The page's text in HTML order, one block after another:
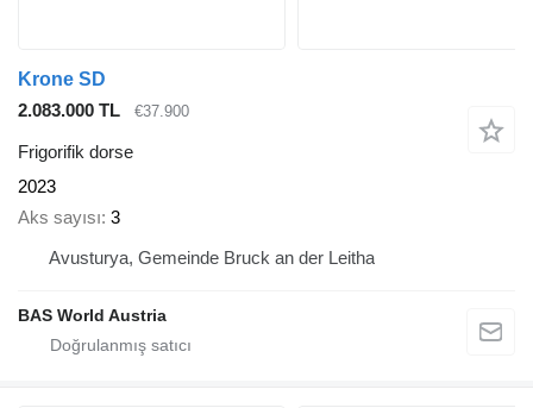
Krone SD
2.083.000 TL
€37.900
Frigorifik dorse
2023
Aks sayısı 3
Avusturya, Gemeinde Bruck an der Leitha
BAS World Austria